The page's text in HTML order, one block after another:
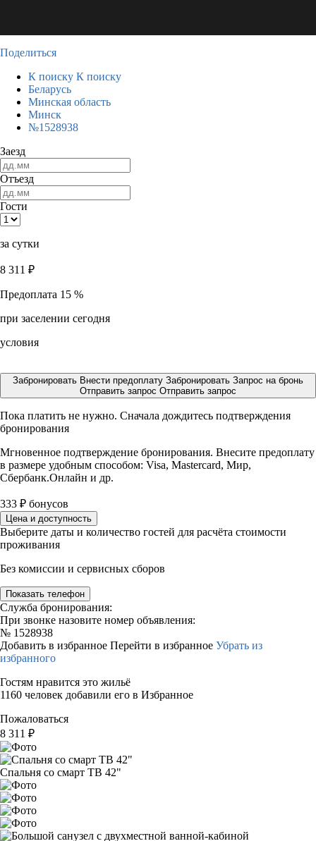
Поделиться
К поиску К поиску
Беларусь
Минская область
Минск
№1528938
Заезд
Отъезд
Гости
за сутки
8 311 ₽
Предоплата 15 %
при заселении сегодня
условия
Забронировать Внести предоплату Забронировать Запрос на бронь
Отправить запрос Отправить запрос
Пока платить не нужно. Сначала дождитесь подтверждения
бронирования
Мгновенное подтверждение бронирования. Внесите предоплату
в размере удобным способом: Visa, Mastercard, Мир,
Сбербанк.Онлайн и др.
333 ₽ бонусов
Цена и доступность
Выберите даты и количество гостей для расчёта стоимости
проживания
Без комиссии и сервисных сборов
Показать телефон
Служба бронирования:
При звонке назовите номер объявления:
№ 1528938
Добавить в избранное Перейти в избранное Убрать из
избранного
Гостям нравится это жильё
1160 человек добавили его в Избранное
Пожаловаться
8 311 ₽
Спальня со смарт ТВ 42"